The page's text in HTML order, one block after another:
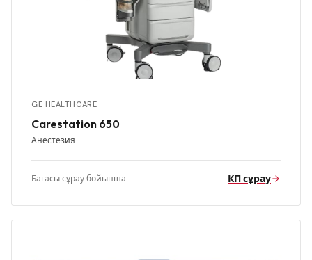
GE HEALTHCARE
Carestation 650
Анестезия
Бағасы сұрау бойынша КП сұрау